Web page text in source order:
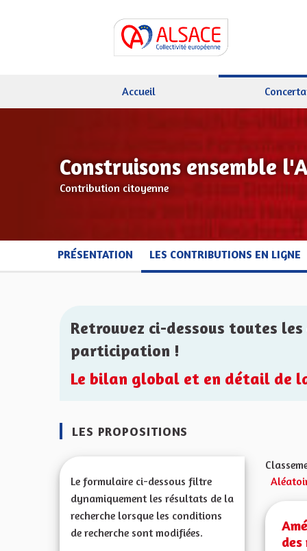
Accueil
Construisons ensemble
Contribution citoyenne
PRÉSENTATION LES CONTRIBUTIONS EN LIGNE
Retrouvez ci-dessous toutes
participation !
Le bilan global et en détail de
LES PROPOSITIONS
Le formulaire ci-dessous filtre
dynamiquement les résultats de la
recherche lorsque les conditions
de recherche sont modifiées.
des